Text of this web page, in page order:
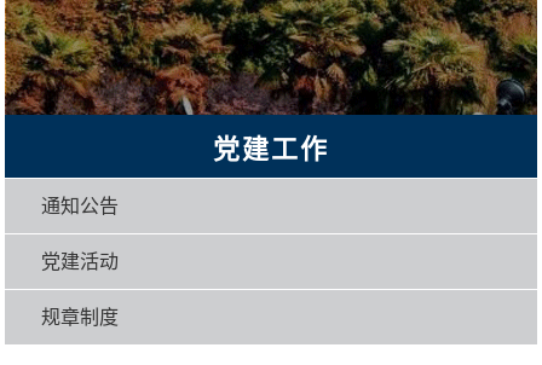
党建工作
通知公告
党建活动
规章制度